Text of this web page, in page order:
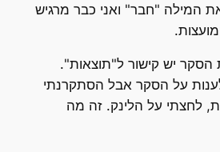
המילה "חבר" ואני כבר מרגיש
הסקר יש קישור ל"תוצאות".
לענות על הסקר אבל הסתקרנתי
לחצתי על הלינק. זה מה